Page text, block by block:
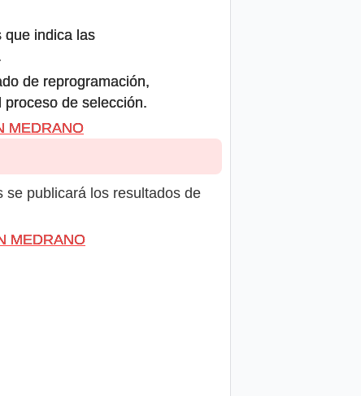
que indica las
de reprogramación,
de selección.
MEDRANO
se publicará los resultados de
MEDRANO